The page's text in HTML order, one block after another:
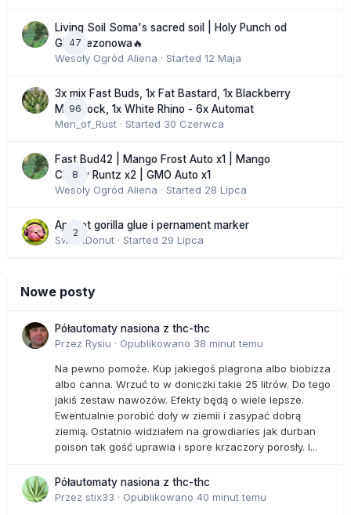
47
Living Soil Soma's sacred soil | Holy Punch od
GHS sezonowa🔥
Wesoły Ogród Aliena · Started 12 Maja
96
3x mix Fast Buds, 1x Fat Bastard, 1x Blackberry
Moonrock, 1x White Rhino - 6x Automat
Men_of_Rust · Started 30 Czerwca
8
Fast Bud42 | Mango Frost Auto x1 | Mango
Cherry Runtz x2 | GMO Auto x1
Wesoły Ogród Aliena · Started 28 Lipca
2
Apricot gorilla glue i pernament marker
SweetDonut · Started 29 Lipca
Nowe posty
Półautomaty nasiona z thc-thc
Przez Rysiu · Opublikowano 38 minut temu
Na pewno pomoże. Kup jakiegoś plagrona albo biobizza
albo canna. Wrzuć to w doniczki takie 25 litrów. Do tego
jakiś zestaw nawozów. Efekty będą o wiele lepsze.
Ewentualnie porobić doły w ziemii i zasypać dobrą
ziemią. Ostatnio widziałem na growdiaries jak durban
poison tak gość uprawia i spore krzaczory porosły. I...
Półautomaty nasiona z thc-thc
Przez stix33 · Opublikowano 40 minut temu